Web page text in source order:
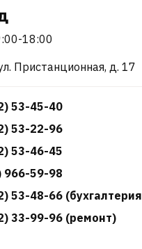
18:00
Пристанционная, д. 17
53-45-40
53-22-96
53-46-45
966-59-98
53-48-66
33-99-96 (ремонт)